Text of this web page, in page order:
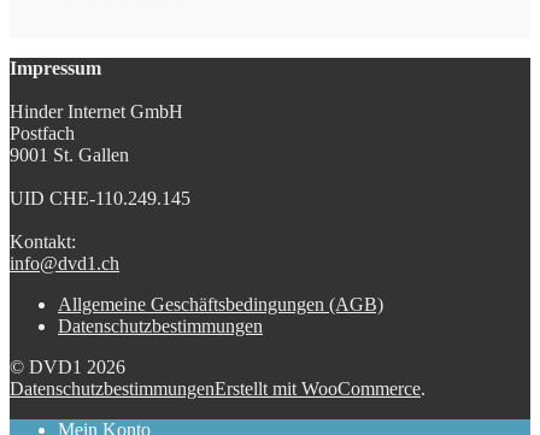
Impressum
Hinder Internet GmbH
Postfach
9001 St. Gallen
UID CHE-110.249.145
Kontakt:
info@dvd1.ch
Allgemeine Geschäftsbedingungen (AGB)
Datenschutzbestimmungen
© DVD1 2026
DatenschutzbestimmungenErstellt mit WooCommerce.
Mein Konto